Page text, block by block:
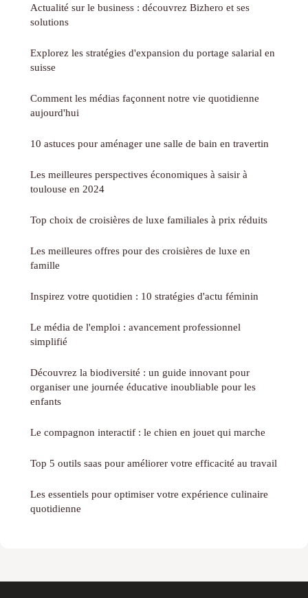
Actualité sur le business : découvrez Bizhero et ses
solutions
Explorez les stratégies d'expansion du portage salarial en
suisse
Comment les médias façonnent notre vie quotidienne
aujourd'hui
10 astuces pour aménager une salle de bain en travertin
Les meilleures perspectives économiques à saisir à
toulouse en 2024
Top choix de croisières de luxe familiales à prix réduits
Les meilleures offres pour des croisières de luxe en
famille
Inspirez votre quotidien : 10 stratégies d'actu féminin
Le média de l'emploi : avancement professionnel
simplifié
Découvrez la biodiversité : un guide innovant pour
organiser une journée éducative inoubliable pour les
enfants
Le compagnon interactif : le chien en jouet qui marche
Top 5 outils saas pour améliorer votre efficacité au travail
Les essentiels pour optimiser votre expérience culinaire
quotidienne